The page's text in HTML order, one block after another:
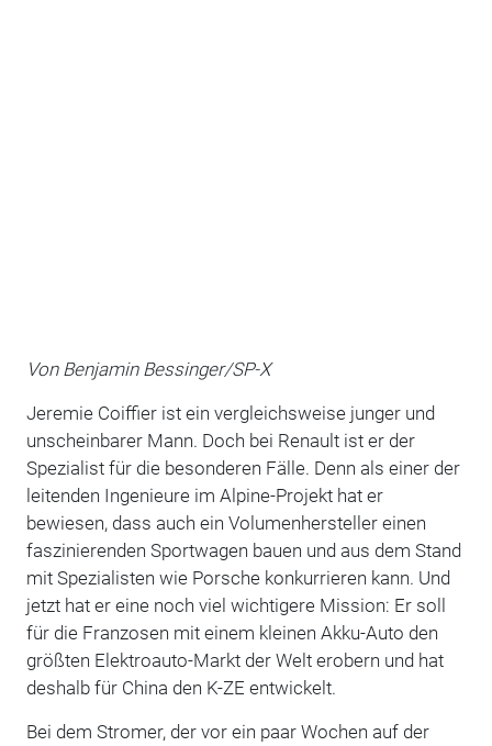
Von Benjamin Bessinger/SP-X
Jeremie Coiffier ist ein vergleichsweise junger und
unscheinbarer Mann. Doch bei Renault ist er der
Spezialist für die besonderen Fälle. Denn als einer der
leitenden Ingenieure im Alpine-Projekt hat er
bewiesen, dass auch ein Volumenhersteller einen
faszinierenden Sportwagen bauen und aus dem Stand
mit Spezialisten wie Porsche konkurrieren kann. Und
jetzt hat er eine noch viel wichtigere Mission: Er soll
für die Franzosen mit einem kleinen Akku-Auto den
größten Elektroauto-Markt der Welt erobern und hat
deshalb für China den K-ZE entwickelt.
Bei dem Stromer, der vor ein paar Wochen auf der